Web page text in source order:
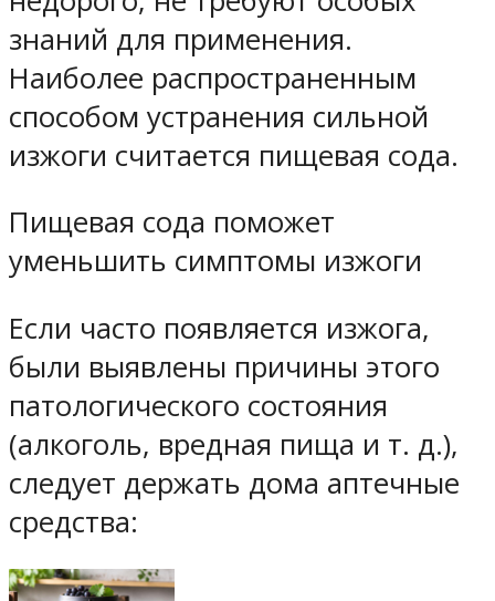
знаний для применения.
Наиболее распространенным
способом устранения сильной
изжоги считается пищевая сода.
Пищевая сода поможет
уменьшить симптомы изжоги
Если часто появляется изжога,
были выявлены причины этого
патологического состояния
(алкоголь, вредная пища и т. д.),
следует держать дома аптечные
средства: